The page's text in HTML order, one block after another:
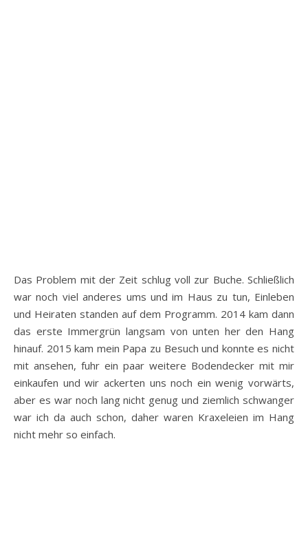
Das Problem mit der Zeit schlug voll zur Buche. Schließlich
war noch viel anderes ums und im Haus zu tun, Einleben
und Heiraten standen auf dem Programm. 2014 kam dann
das erste Immergrün langsam von unten her den Hang
hinauf. 2015 kam mein Papa zu Besuch und konnte es nicht
mit ansehen, fuhr ein paar weitere Bodendecker mit mir
einkaufen und wir ackerten uns noch ein wenig vorwärts,
aber es war noch lang nicht genug und ziemlich schwanger
war ich da auch schon, daher waren Kraxeleien im Hang
nicht mehr so einfach.